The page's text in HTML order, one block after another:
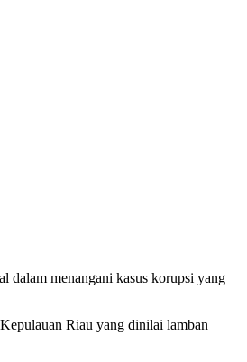
dalam menangani kasus korupsi yang
Riau yang dinilai lamban